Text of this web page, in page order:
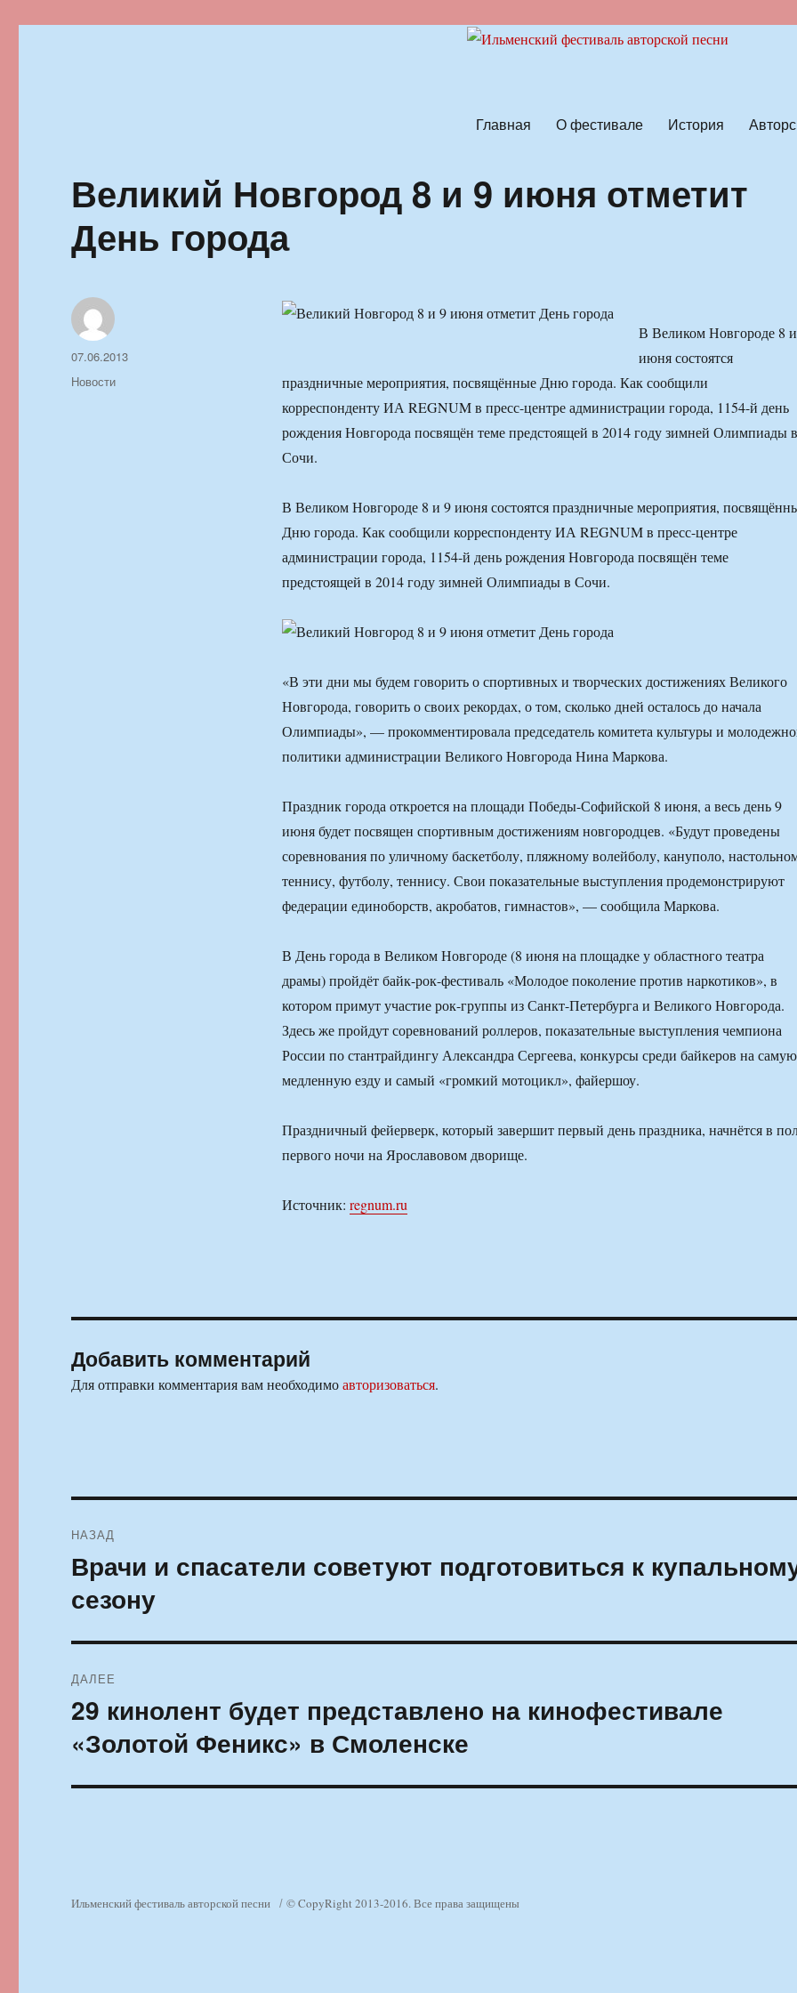
Главная О фестивале История
Великий Новгород 8 и 9 июня отметит
День города
В Великом Новгороде 8
июня состоятся
праздничные мероприятия, посвящённые Дню города. Как сообщили
корреспонденту ИА REGNUM в пресс-центре администрации города, 1154-й день
рождения Новгорода посвящён теме предстоящей в 2014 году зимней Олимпиады в
Сочи.
В Великом Новгороде 8 и 9 июня состоятся праздничные мероприятия,
Дню города. Как сообщили корреспонденту ИА REGNUM в пресс-центре
администрации города, 1154-й день рождения Новгорода посвящён теме
предстоящей в 2014 году зимней Олимпиады в Сочи.
«В эти дни мы будем говорить о спортивных и творческих достижениях Великого
Новгорода, говорить о своих рекордах, о том, сколько дней осталось до начала
Олимпиады», — прокомментировала председатель комитета культуры и
политики администрации Великого Новгорода Нина Маркова.
Праздник города откроется на площади Победы-Софийской 8 июня, а весь день 9
июня будет посвящен спортивным достижениям новгородцев. «Будут проведены
соревнования по уличному баскетболу, пляжному волейболу, кануполо,
теннису, футболу, теннису. Свои показательные выступления продемонстрируют
федерации единоборств, акробатов, гимнастов», — сообщила Маркова.
В День города в Великом Новгороде (8 июня на площадке у областного театра
драмы) пройдёт байк-рок-фестиваль «Молодое поколение против наркотиков», в
котором примут участие рок-группы из Санкт-Петербурга и Великого Новгорода.
Здесь же пройдут соревнований роллеров, показательные выступления чемпиона
России по стантрайдингу Александра Сергеева, конкурсы среди байкеров на самую
медленную езду и самый «громкий мотоцикл», файершоу.
Праздничный фейерверк, который завершит первый день праздника, начнётся в
первого ночи на Ярославовом дворище.
Источник: regnum.ru
Автор
Опубликовано
07.06.2013
Рубрики
Новости
Добавить комментарий
Для отправки комментария вам необходимоавторизоваться.
по
записям
НАЗАД
Предыдущая
запись:
Врачи и спасатели советуют подготовиться к
сезону
ДАЛЕЕ
Следующая
29 кинолент будет представлено на кинофестивале
«Золотой Феникс» в Смоленске
Ильменский фестиваль авторской песни © CopyRight 2013-2016. Все права защищены